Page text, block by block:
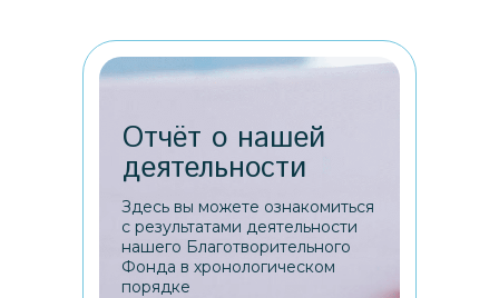
Отчёт о нашей
деятельности
Здесь вы можете ознакомиться
с результатами деятельности
нашего Благотворительного
Фонда в хронологическом
порядке